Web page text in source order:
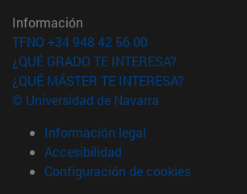
Información
TFNO +34 948 42 56 00
¿QUÉ GRADO TE INTERESA?
¿QUÉ MÁSTER TE INTERESA?
© Universidad de Navarra
Información legal
Accesibilidad
Configuración de cookies